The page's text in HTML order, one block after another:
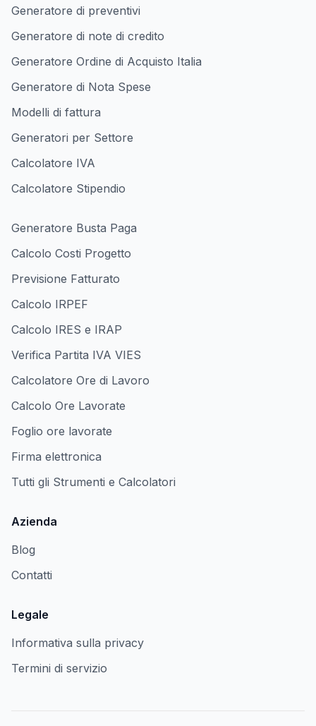
Generatore di preventivi
Generatore di note di credito
Generatore Ordine di Acquisto Italia
Generatore di Nota Spese
Modelli di fattura
Generatori per Settore
Calcolatore IVA
Calcolatore Stipendio
Generatore Busta Paga
Calcolo Costi Progetto
Previsione Fatturato
Calcolo IRPEF
Calcolo IRES e IRAP
Verifica Partita IVA VIES
Calcolatore Ore di Lavoro
Calcolo Ore Lavorate
Foglio ore lavorate
Firma elettronica
Tutti gli Strumenti e Calcolatori
Azienda
Blog
Contatti
Legale
Informativa sulla privacy
Termini di servizio